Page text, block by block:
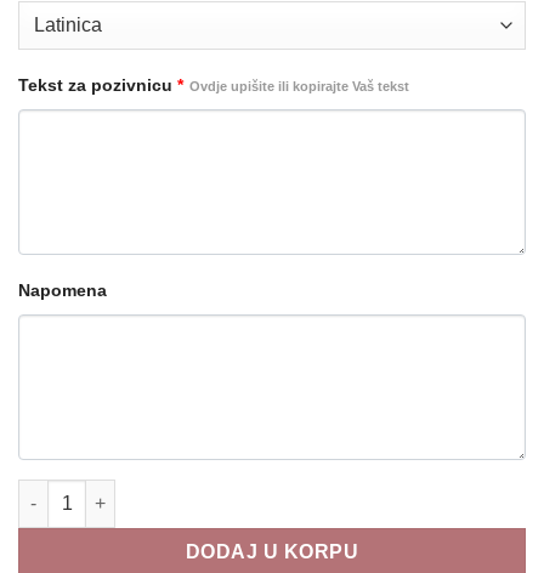
Tekst za pozivnicu * Ovdje upišite ili kopirajte Vaš tekst
Napomena
Kartice za prskalice KP21 količina
DODAJ U KORPU